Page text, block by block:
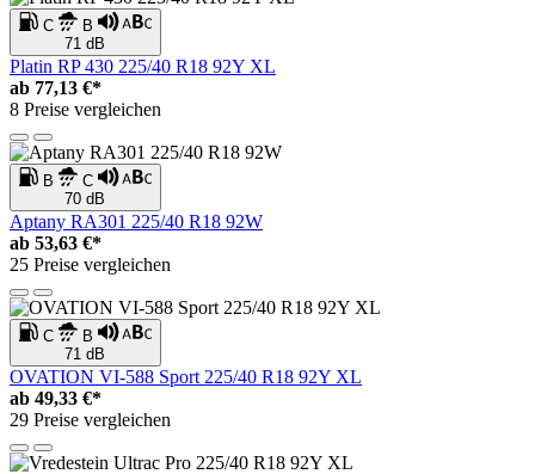
C
B
71 dB
Platin RP 430 225/40 R18 92Y XL
ab 77,13 €*
8 Preise vergleichen
B
C
70 dB
Aptany RA301 225/40 R18 92W
ab 53,63 €*
25 Preise vergleichen
C
B
71 dB
OVATION VI-588 Sport 225/40 R18 92Y XL
ab 49,33 €*
29 Preise vergleichen